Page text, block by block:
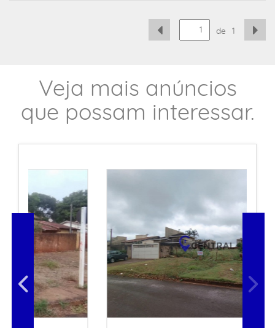
de 1
Veja mais anúncios
que possam interessar.